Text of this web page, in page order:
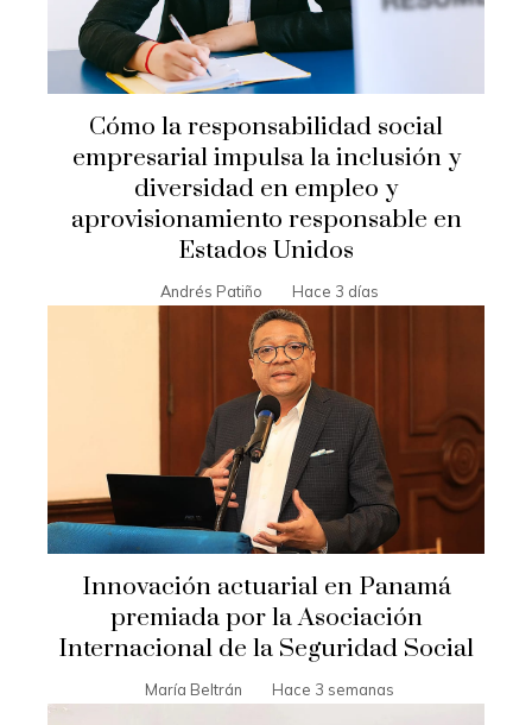
Cómo la responsabilidad social
empresarial impulsa la inclusión y
diversidad en empleo y
aprovisionamiento responsable en
Estados Unidos
Andrés Patiño Hace 3 días
Innovación actuarial en Panamá
premiada por la Asociación
Internacional de la Seguridad Social
María Beltrán Hace 3 semanas